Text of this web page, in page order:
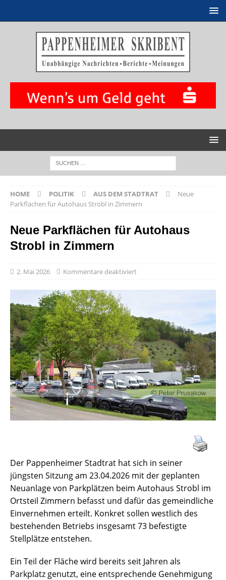
HOME POLITIK AUS DEM STADTRAT
Neue
Parkflächen für Autohaus Strobl in Zimmern
Neue Parkflächen für Autohaus
Strobl in Zimmern
2. Mai 2026 Kommentare deaktiviert
Der Pappenheimer Stadtrat hat sich in seiner
jüngsten Sitzung am 23.04.2026 mit der geplanten
Neuanlage von Parkplätzen beim Autohaus Strobl im
Ortsteil Zimmern befasst und dafür das gemeindliche
Einvernehmen erteilt. Konkret sollen westlich des
bestehenden Betriebs insgesamt 73 befestigte
Stellplätze entstehen.
Ein Teil der Fläche wird bereits seit Jahren als
Parkplatz genutzt, eine entsprechende Genehmigung